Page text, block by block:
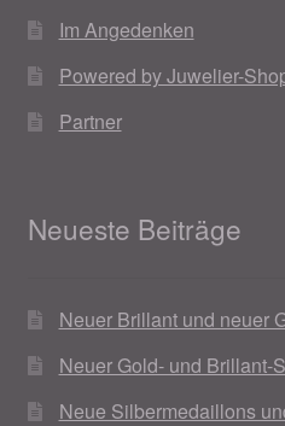
Im Angedenken
Powered by Juwelier-
Partner
Neueste Beiträge
Neuer Brillant und neuer
Neuer Gold- und Brillant-
Neue Silbermedaillons